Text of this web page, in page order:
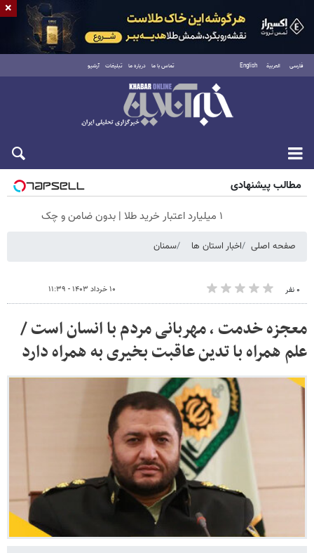
فارسی العربية English تماس با ما درباره ما تبلیغات آرشیو
شنبه ۱۷ مرداد ۱۴۰۵
مطالب پیشنهادی
۱ میلیارد اعتبار خرید طلا | بدون ضامن و چک
صفحه اصلی اخبار استان ها سمنان
۰ نفر ۱۰ خرداد ۱۴۰۳ - ۱۱:۳۹
معجزه خدمت ، مهربانی مردم با انسان است /
علم همراه با تدین عاقبت بخیری به همراه دارد
×